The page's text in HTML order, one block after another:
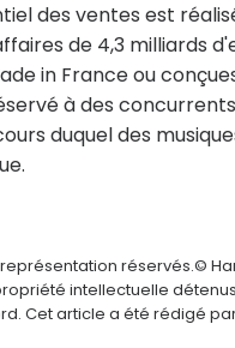
des ventes est
de 4,3 milliards
in France ou
à des
duquel des
réservés.©
intellectuelle
Cet article a été rédigé